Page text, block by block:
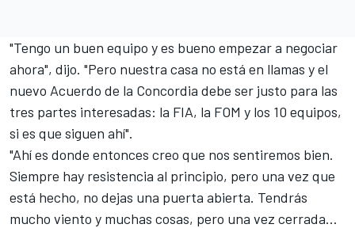
"Tengo un buen equipo y es bueno empezar a negociar
ahora", dijo. "Pero nuestra casa no está en llamas y el
nuevo Acuerdo de la Concordia debe ser justo para las
tres partes interesadas: la FIA, la FOM y los 10 equipos,
si es que siguen ahí".
"Ahí es donde entonces creo que nos sentiremos bien.
Siempre hay resistencia al principio, pero una vez que
está hecho, no dejas una puerta abierta. Tendrás
mucho viento y muchas cosas, pero una vez cerrada...